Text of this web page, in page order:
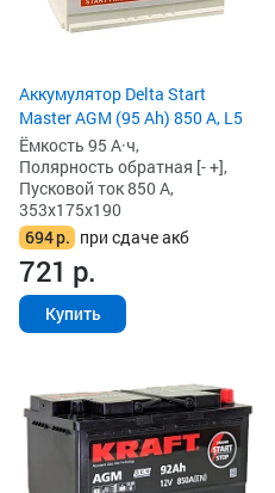
Аккумулятор Delta Start
Master AGM (95 Ah) 850 А, L5
Ёмкость 95 А·ч,
Полярность обратная [- +],
Пусковой ток 850 А,
353x175x190
694р. при сдаче акб
721 р.
Купить